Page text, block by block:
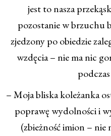
jest to nasza
pozostanie w brzuchu
zjedzony po obiedzie
wzdęcia – nie ma nic
– Moja bliska koleżanka
poprawę wydolności i
(zbieżność imion – nie